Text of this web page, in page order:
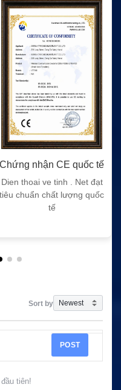
Chứng nhận CE quốc tế
Dien thoai ve tinh . Net đạt
tiêu chuẩn chất lượng quốc
tế
Sort by
POST
tiên!